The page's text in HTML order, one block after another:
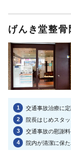
げんき堂整
1
交通事故治療に
2
院長はじめスタ
3
交通事故の慰謝
4
院内が清潔に保